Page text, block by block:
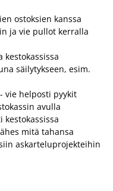
ostoksien kanssa
ja vie pullot kerralla
kestokassissa
säilytykseen, esim.
vie helposti pyykit
avulla
mitä tahansa
askarteluprojekteihin